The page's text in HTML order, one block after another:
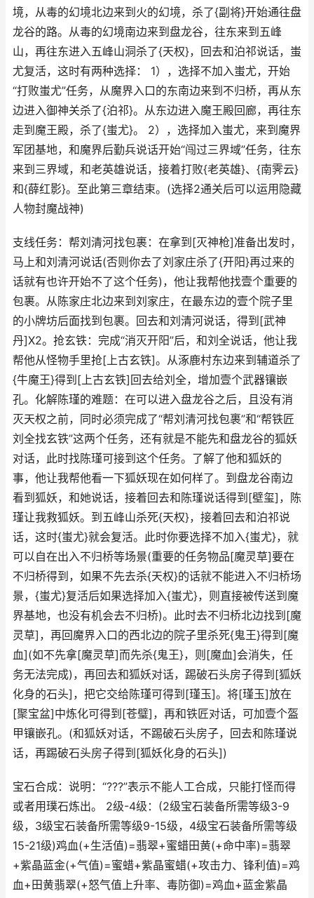
境，从毒的幻境北边来到火的幻境，杀了{副将}开始通往盘
龙谷的路。从毒的幻境南边来到盘龙谷，往东来到五峰
山，再往东进入五峰山洞杀了{天权}，回去和泊祁说话，蚩
尤复活，这时有两种选择： 1），选择不加入蚩尤，开始
“打败蚩尤”任务，从魔界入口的东南边来到不归桥，再从东
边进入御神关杀了{泊祁}。从东边进入魔王殿回廊，再往东
走到魔王殿，杀了{蚩尤}。 2），选择加入蚩尤，来到魔界
军团基地，和魔界后勤兵说话开始“闯过三界域”任务，往东
来到三界域，和老英雄说话，接着打败{老英雄}、{南霁云}
和{薛红影}。至此第三章结束。(选择2通关后可以运用隐藏
人物封魔战神)
支线任务：帮刘清河找包裹：在拿到[灭神枪]准备出发时，
马上和刘清河说话(否则你去了刘家庄杀了{开阳}再过来的
话就有也许开始不了这个任务)，他让我帮他找壹个重要的
包裹。从陈家庄北边来到刘家庄，在最东边的壹个院子里
的小牌坊后面找到包裹。回去和刘清河说话，得到[武神
丹]X2。抢玄铁：完成“消灭开阳”后，和刘全说话，他让我
帮他从怪物手里抢[上古玄铁]。从涿鹿村东边来到辅道杀了
{牛魔王}得到[上古玄铁]回去给刘全，增加壹个武器镶嵌
孔。化解陈瑾的难题：在可以进入盘龙谷之后，且没有消
灭天权之前，同时必须完成了“帮刘清河找包裹”和“帮铁匠
刘全找玄铁”这两个任务，还有就是不能先和盘龙谷的狐妖
对话，此时找陈瑾可接到这个任务。了解了他和狐妖的
事，他让我帮他看一下狐妖现在如何样了。到盘龙谷南边
看到狐妖，和她说话，接着回去和陈瑾说话得到[壁玺]，陈
瑾让我救狐妖。到五峰山杀死{天权}，接着回去和泊祁说
话，这时{蚩尤}就会复活。此时你要选择不加入{蚩尤}，就
可以自在出入不归桥等场景(重要的任务物品[魔灵草]要在
不归桥得到，如果不先去杀{天权}的话就不能进入不归桥场
景，{蚩尤}复活后如果选择加入{蚩尤}，则直接被传送到魔
界基地，也没有机会去不归桥)。此时去不归桥北边找到[魔
灵草]，再回魔界入口的西北边的院子里杀死{鬼王}得到[魔
血](如不先拿[魔灵草]而先杀{鬼王}，则[魔血]会消失，任
务无法完成)，再回去和狐妖对话，踢破石头房子得到[狐妖
化身的石头]，把它交给陈瑾可得到[瑾玉]。将[瑾玉]放在
[聚宝盆]中炼化可得到[苍璧]，再和铁匠对话，可加壹个盔
甲镶嵌孔。(和狐妖对话，不踢破石头房子，回去和陈瑾说
话，再踢破石头房子得到[狐妖化身的石头])
宝石合成：说明：“???”表示不能人工合成，只能打怪而得
或者用璞石炼出。 2级-4级：(2级宝石装备所需等级3-9
级，3级宝石装备所需等级9-15级，4级宝石装备所需等级
15-21级)鸡血(+生活值)=翡翠+蜜蜡田黄(+命中率)=翡翠
+紫晶蓝金(+气值)=蜜蜡+紫晶蜜蜡(+攻击力、锋利值)=鸡
血+田黄翡翠(+怒气值上升率、毒防御)=鸡血+蓝金紫晶